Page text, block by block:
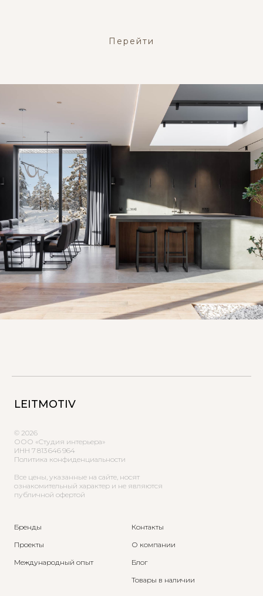
Перейти
LEITMOTIV
© 2026
ООО «Студия интерьера»
ИНН 7 813 646 964
Политика конфиденциальности
Все цены, указанные на сайте, носят
ознакомительный характер и не являются
публичной офертой
Бренды
Проекты
Международный опыт
Контакты
О компании
Блог
Товары в наличии